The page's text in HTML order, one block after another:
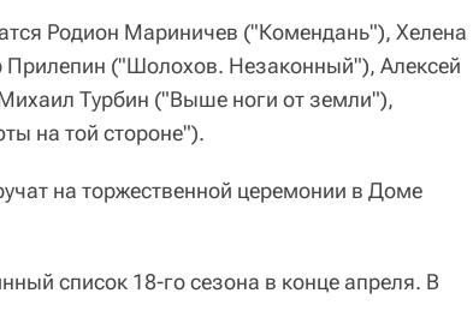
Родион Мариничев ("Комендань"), Хелена
("Шолохов. Незаконный"), Алексей
Турбин ("Выше ноги от земли"),
на той стороне").
на торжественной церемонии в Доме
список 18-го сезона в конце апреля. В